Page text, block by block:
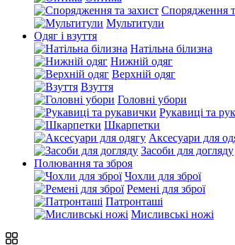
Спорядження
Мультитули
Одяг і взуття
Натільна білизна
Нижній одяг
Верхній одяг
Взуття
Головні убори
Рукавиці та
Шкарпетки
Аксесуари для
Засоби для догляду
Полювання та зброя
Чохли для зброї
Ремені для зброї
Патронташі
Мисливські ножі